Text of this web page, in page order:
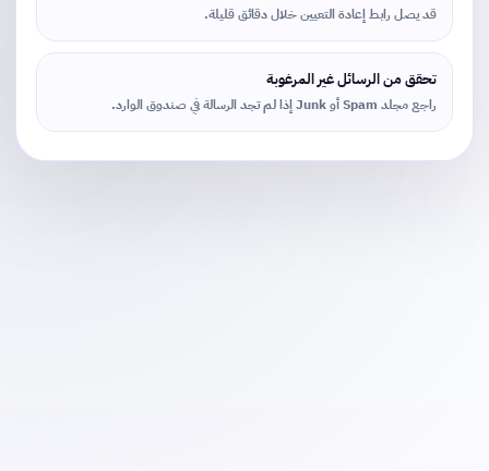
قد يصل رابط إعادة التعيين خلال دقائق قليلة.
تحقق من الرسائل غير المرغوبة
راجع مجلد Spam أو Junk إذا لم تجد الرسالة في صندوق الوارد.